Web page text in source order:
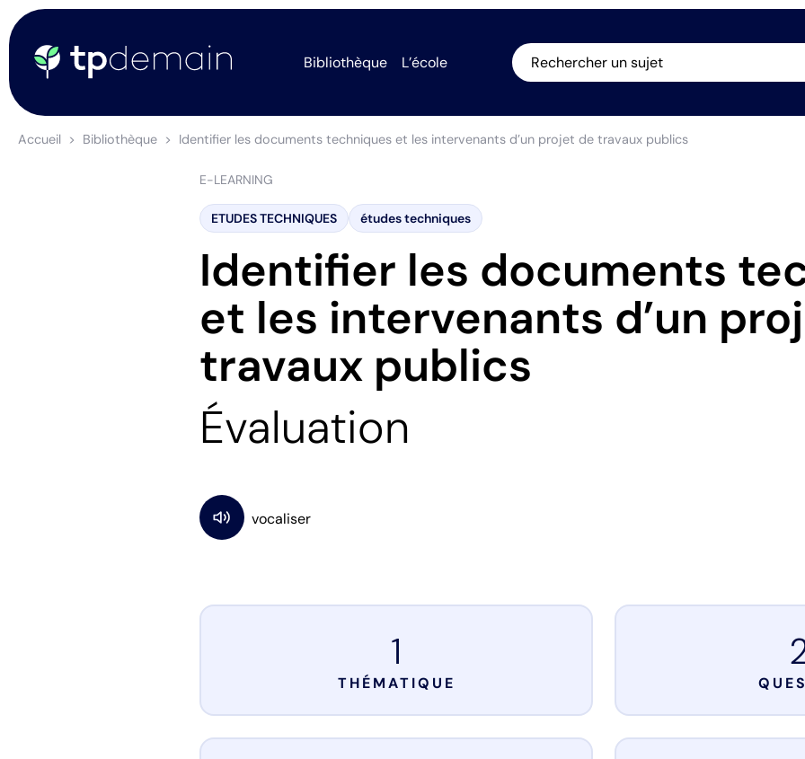
Bibliothèque L’école Rechercher un sujet
Accueil Bibliothèque Identifier les documents techniques et les intervenants d’un projet de travaux publics
E-LEARNING
ETUDES TECHNIQUES études techniques
Identifier les documents
et les intervenants d’un
travaux publics
Évaluation
1
THÉMATIQUE